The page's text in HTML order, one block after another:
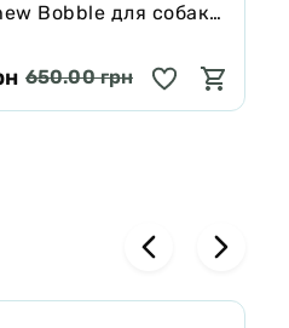
Bobble для собак,
650.00 грн